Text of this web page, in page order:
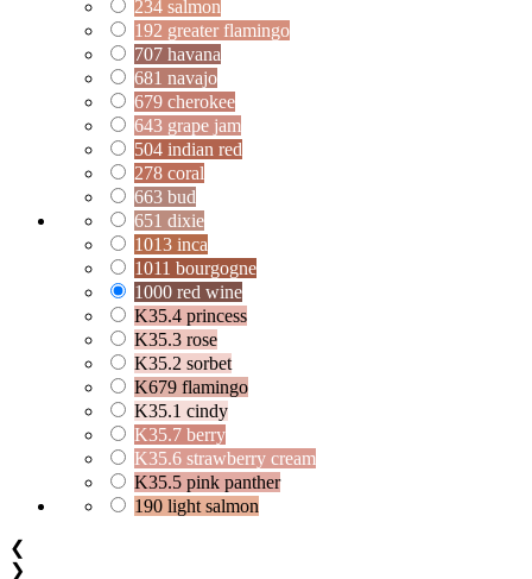
234 salmon
192 greater flamingo
707 havana
681 navajo
679 cherokee
643 grape jam
504 indian red
278 coral
663 bud
651 dixie
1013 inca
1011 bourgogne
1000 red wine
K35.4 princess
K35.3 rose
K35.2 sorbet
K679 flamingo
K35.1 cindy
K35.7 berry
K35.6 strawberry cream
K35.5 pink panther
190 light salmon
❮
❯